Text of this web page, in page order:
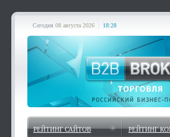
Сегодня 08 августа 2026 18:28
РЕЙТИНГ САЙТОВ РЕЙТИНГ